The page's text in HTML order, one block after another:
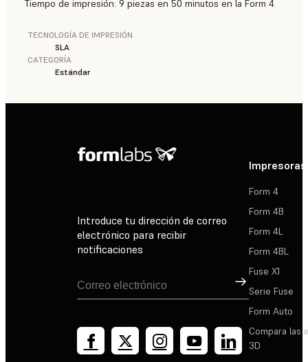
Tiempo de impresión: 9 piezas en 50 minutos en la Form 4
TECNOLOGÍA DE IMPRESIÓN
SLA
CATEGORÍA
Estándar
Introduce tu dirección de correo
electrónico para recibir
notificaciones
Suscribirse
Impresoras
Form 4
Form 4B
Form 4L
Form 4BL
Fuse X1
Serie Fuse
Form Auto
Compara las
3D